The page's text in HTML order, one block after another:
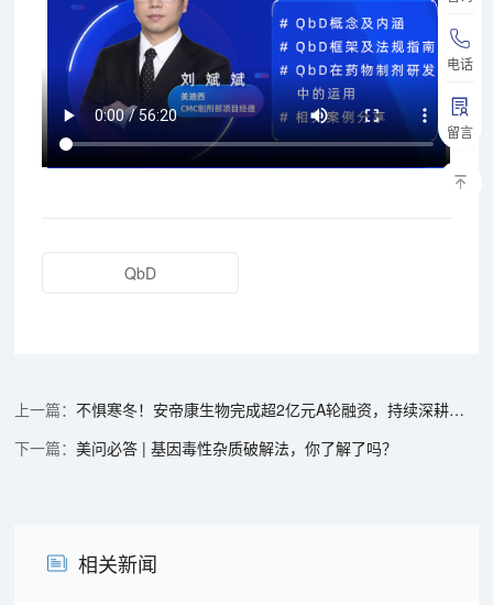
电话
留言
QbD
不惧寒冬！安帝康生物完成超2亿元A轮融资，持续深耕呼吸感染和疼痛领域创新性治疗药物研发与商业化
美问必答 | 基因毒性杂质破解法，你了解了吗？
相关新闻